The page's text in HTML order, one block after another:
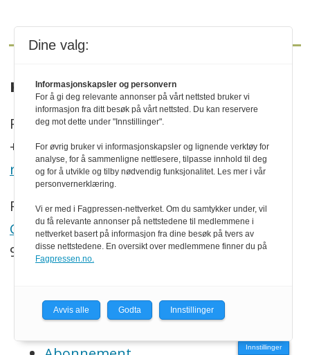
KONTAKT
P.b. 130, N-2261 Kirkenær
+47 469 41 000
redaksjonen@trenytt.no
Redaktør:
Georg Mathisen
90 93 28 97
SNARVEIER
Om oss
Innstillinger
Dine valg:
Informasjonskapsler og personvern
For å gi deg relevante annonser på vårt nettsted bruker vi
informasjon fra ditt besøk på vårt nettsted. Du kan reservere
deg mot dette under "Innstillinger".
For øvrig bruker vi informasjonskapsler og lignende verktøy for
analyse, for å sammenligne nettlesere, tilpasse innhold til deg
og for å utvikle og tilby nødvendig funksjonalitet. Les mer i vår
personvernerklæring.
Vi er med i Fagpressen-nettverket. Om du samtykker under, vil
du få relevante annonser på nettstedene til medlemmene i
nettverket basert på informasjon fra dine besøk på tvers av
disse nettstedene. En oversikt over medlemmene finner du på
Fagpressen.no.
Avvis alle Godta Innstillinger